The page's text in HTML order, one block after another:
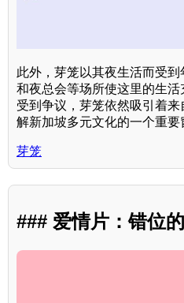
此外，芽笼以其夜生活而受
和夜总会等场所使这里的生
受到争议，芽笼依然吸引着
解新加坡多元文化的一个重要
芽笼
### 爱情片：错位